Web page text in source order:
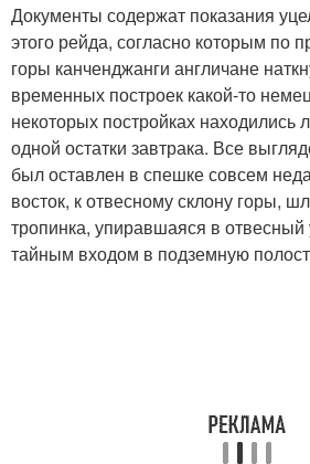
Документы содержат показания
этого рейда, согласно которым по
горы канченджанги англичане
временных построек какой-то
некоторых постройках находились
одной остатки завтрака. Все
был оставлен в спешке совсем
восток, к отвесному склону горы,
тропинка, упиравшаяся в
тайным входом в подземную